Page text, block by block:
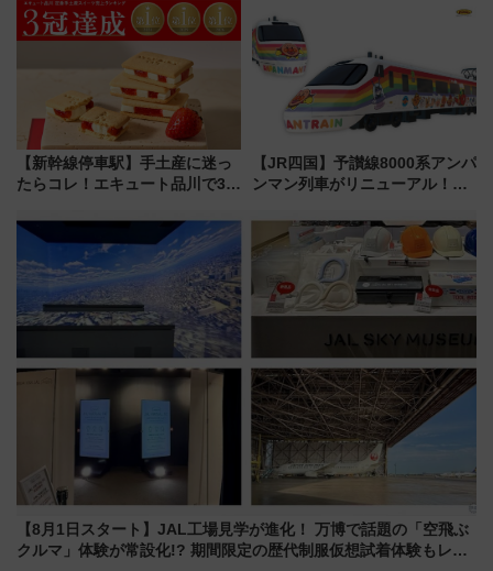
な夜
よりスタート
【新幹線停車駅】手土産に迷っ
たらコレ！エキュート品川で3年
産スイーツとは？
【JR四国】予讃線8000系アンパ
ンマン列車がリニューアル！内
今年12月
【8月1日スタート】JAL工場見学が進化！ 万博で話題の「空飛ぶ
クルマ」体験が常設化!? 期間限定の歴代制服仮想試着体験もレポ